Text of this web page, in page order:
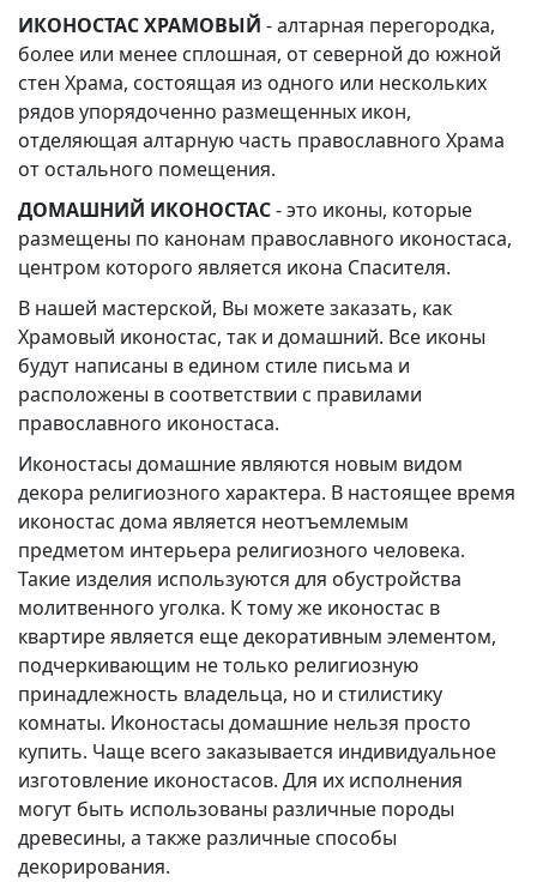
ИКОНОСТАСХРАМОВЫЙ - алтарная перегородка,
более или менее сплошная, от северной до южной
стен Храма, состоящая из одного или нескольких
рядов упорядоченно размещенных икон,
отделяющая алтарную часть православного Храма
от остального помещения.
ДОМАШНИЙ ИКОНОСТАС- это иконы, которые
размещены по канонам православного иконостаса,
центром которого является икона Спасителя.
В нашей мастерской, Вы можете заказать, как
Храмовый иконостас, так и домашний. Все иконы
будут написаны в едином стиле письма и
расположены в соответствии с правилами
православного иконостаса.
Иконостасы домашние являются новым видом
декора религиозного характера. В настоящее время
иконостас дома является неотъемлемым
предметом интерьера религиозного человека.
Такие изделия используются для обустройства
молитвенного уголка. К тому же иконостас в
квартире является еще декоративным элементом,
подчеркивающим не только религиозную
принадлежность владельца, но и стилистику
комнаты. Иконостасы домашние нельзя просто
купить. Чаще всего заказывается индивидуальное
изготовление иконостасов. Для их исполнения
могут быть использованы различные породы
древесины, а также различные способы
декорирования.